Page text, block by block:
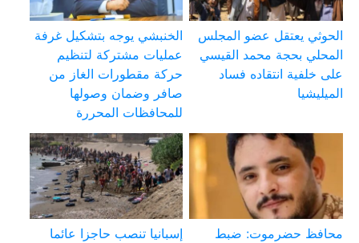
الحوثي يعتقل عضو المجلس
المحلي بحجة محمد القيسي
على خلفية انتقاده فساد
الميليشيا
الخنبشي يوجه بتشكيل غرفة
عمليات مشتركة لتنظيم
حركة مقطورات الغاز من
صافر وضمان وصولها
للمحافظات المحررة
محافظ حضرموت: ضبط
إسبانيا تنصب حاجزا عائما